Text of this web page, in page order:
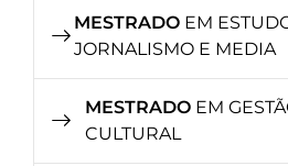
MESTRADO EM
JORNALISMO E MEDIA
MESTRADOEM
CULTURAL